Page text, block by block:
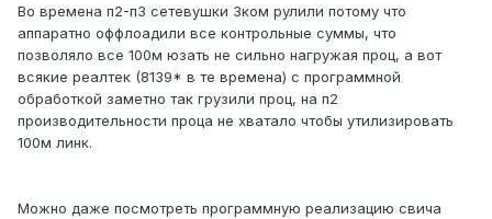
Во времена п2-п3 сетевушки 3ком рулили потому что
аппаратно оффлоадили все контрольные суммы, что
позволяло все 100м юзать не сильно нагружая проц, а вот
всякие реалтек (8139* в те времена) с программной
обработкой заметно так грузили проц, на п2
производительности проца не хватало чтобы утилизировать
100м линк.
Можно даже посмотреть программную реализацию свича